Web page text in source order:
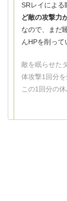
SRレイによる
ど敵の攻撃力
なので、まだ
んHPを削って
敵を眠らせた
体攻撃1回分を
この1回分の